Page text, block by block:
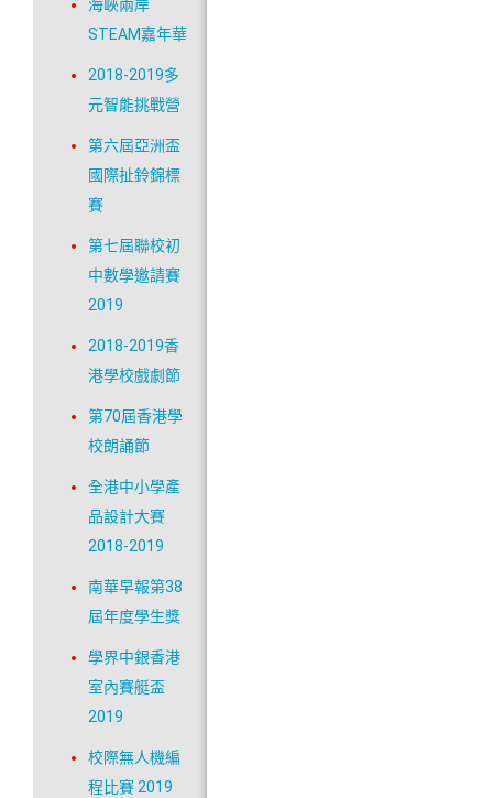
海峽兩岸
STEAM嘉年華
2018-2019多
元智能挑戰營
第六屆亞洲盃
國際扯鈴錦標
賽
第七屆聯校初
中數學邀請賽
2019
2018-2019香
港學校戲劇節
第70屆香港學
校朗誦節
全港中小學產
品設計大賽
2018-2019
南華早報第38
屆年度學生獎
學界中銀香港
室內賽艇盃
2019
校際無人機編
程比賽 2019